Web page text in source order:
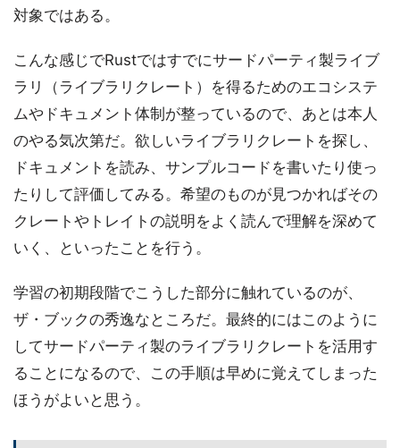
対象ではある。
こんな感じでRustではすでにサードパーティ製ライブ
ラリ（ライブラリクレート）を得るためのエコシステ
ムやドキュメント体制が整っているので、あとは本人
のやる気次第だ。欲しいライブラリクレートを探し、
ドキュメントを読み、サンプルコードを書いたり使っ
たりして評価してみる。希望のものが見つかればその
クレートやトレイトの説明をよく読んで理解を深めて
いく、といったことを行う。
学習の初期段階でこうした部分に触れているのが、
ザ・ブックの秀逸なところだ。最終的にはこのように
してサードパーティ製のライブラリクレートを活用す
ることになるので、この手順は早めに覚えてしまった
ほうがよいと思う。